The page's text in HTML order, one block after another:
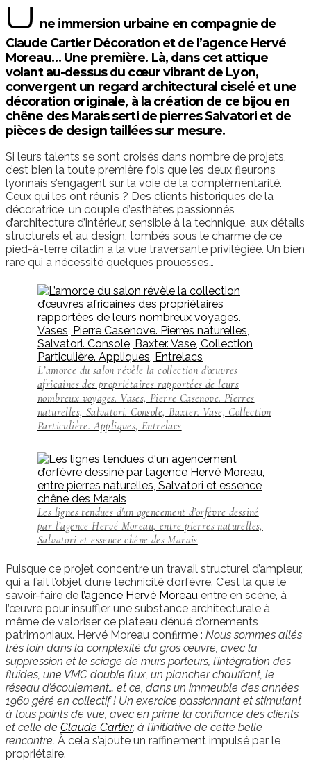
U ne immersion urbaine en compagnie de
Claude Cartier Décoration et de l’agence Hervé
Moreau… Une première. Là, dans cet attique
volant au-dessus du cœur vibrant de Lyon,
convergent un regard architectural ciselé et une
décoration originale, à la création de ce bijou en
chêne des Marais serti de pierres Salvatori et de
pièces de design taillées sur mesure.
Si leurs talents se sont croisés dans nombre de projets,
c’est bien la toute première fois que les deux ﬂeurons
lyonnais s’engagent sur la voie de la complémentarité.
Ceux qui les ont réunis ? Des clients historiques de la
décoratrice, un couple d’esthètes passionnés
d’architecture d’intérieur, sensible à la technique, aux détails
structurels et au design, tombés sous le charme de ce
pied-à-terre citadin à la vue traversante privilégiée. Un bien
rare qui a nécessité quelques prouesses…
L’amorce du salon révèle la collection d’œuvres
africaines des propriétaires rapportées de leurs
nombreux voyages. Vases, Pierre Casenove. Pierres
naturelles, Salvatori. Console, Baxter. Vase, Collection
Particulière. Appliques, Entrelacs
Les lignes tendues d'un agencement d’orfèvre dessiné
par l’agence Hervé Moreau, entre pierres naturelles,
Salvatori et essence chêne des Marais
Puisque ce projet concentre un travail structurel d’ampleur,
qui a fait l’objet d’une technicité d’orfèvre. C’est là que le
savoir-faire de l’agence Hervé Moreau entre en scène, à
l’œuvre pour insuffler une substance architecturale à
même de valoriser ce plateau dénué d’ornements
patrimoniaux. Hervé Moreau conﬁrme : Nous sommes allés
très loin dans la complexité du gros œuvre, avec la
suppression et le sciage de murs porteurs, l’intégration des
fluides, une VMC double flux, un plancher chauffant, le
réseau d’écoulement… et ce, dans un immeuble des années
1960 géré en collectif ! Un exercice passionnant et stimulant
à tous points de vue, avec en prime la confiance des clients
et celle de Claude Cartier, à l’initiative de cette belle
rencontre. À cela s’ajoute un raffinement impulsé par le
propriétaire.